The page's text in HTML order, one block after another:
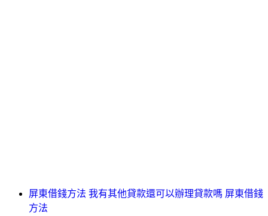
屏東借錢方法 我有其他貸款還可以辦理貸款嗎 屏東借錢
方法